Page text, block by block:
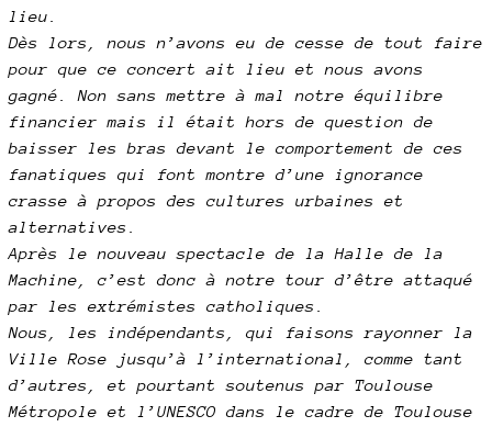
lieu.
Dès lors, nous n’avons eu de cesse de tout faire
pour que ce concert ait lieu et nous avons
gagné. Non sans mettre à mal notre équilibre
financier mais il était hors de question de
baisser les bras devant le comportement de ces
fanatiques qui font montre d’une ignorance
crasse à propos des cultures urbaines et
alternatives.
Après le nouveau spectacle de la Halle de la
Machine, c’est donc à notre tour d’être attaqué
par les extrémistes catholiques.
Nous, les indépendants, qui faisons rayonner la
Ville Rose jusqu’à l’international, comme tant
d’autres, et pourtant soutenus par Toulouse
Métropole et l’UNESCO dans le cadre de Toulouse